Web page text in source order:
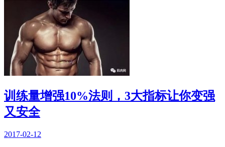
训练量增强10%法则，3大指标让你变强
又安全
2017-02-12